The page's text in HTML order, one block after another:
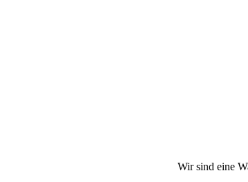
Wir sind eine